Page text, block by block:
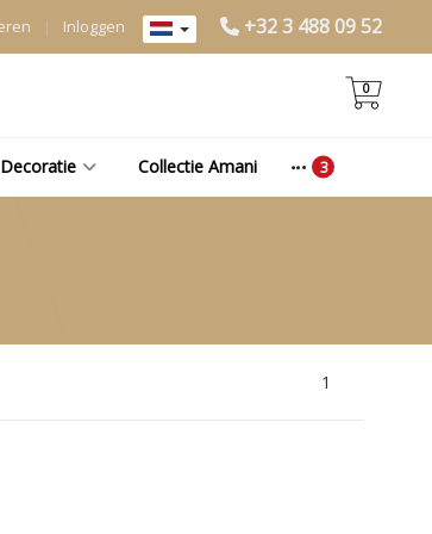
+32 3 488 09 52
Inloggen
0
Decoratie Collectie Amani
1